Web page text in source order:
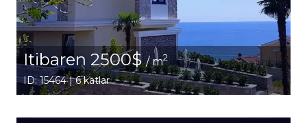
Itibaren 2500$/ m2
ID: 15464 | 6 katlar